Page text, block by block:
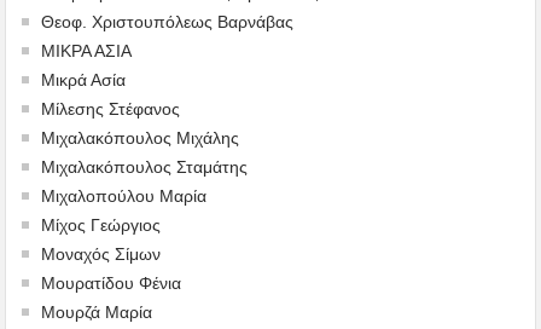
Θεοφ. Χριστουπόλεως Βαρνάβας
ΜΙΚΡΑ ΑΣΙΑ
Μικρά Ασία
Μίλεσης Στέφανος
Μιχαλακόπουλος Μιχάλης
Μιχαλακόπουλος Σταμάτης
Μιχαλοπούλου Μαρία
Μίχος Γεώργιος
Μοναχός Σίμων
Μουρατίδου Φένια
Μουρζά Μαρία